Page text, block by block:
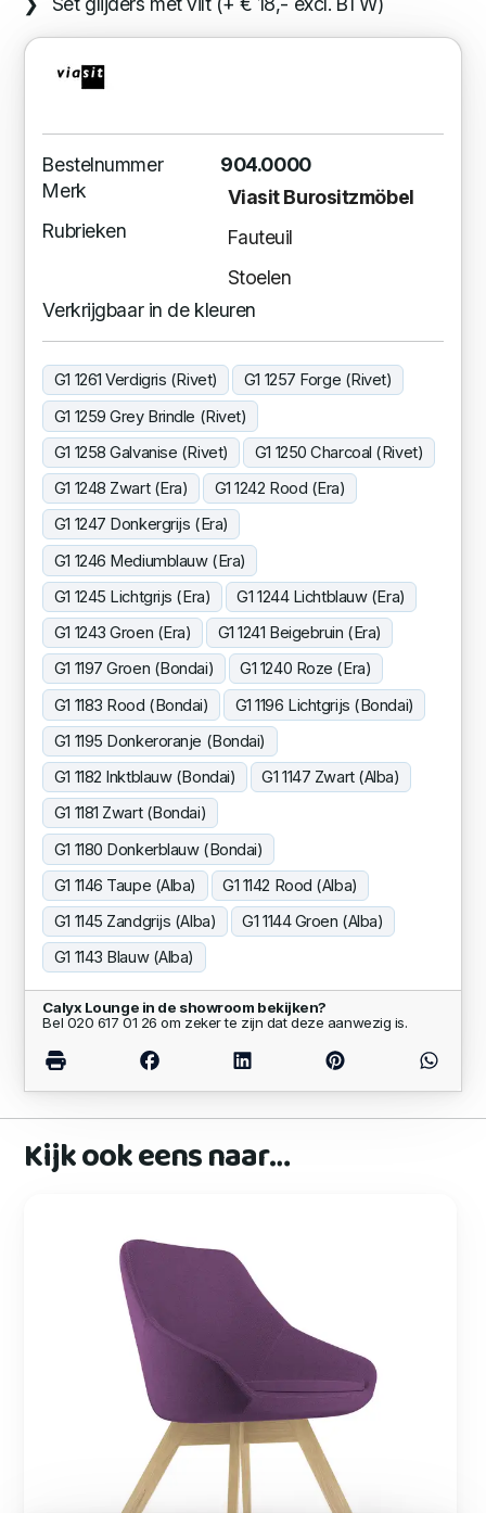
Bestelnummer
904.0000
Merk
Viasit Burositzmöbel
Rubrieken
Fauteuil
Stoelen
Verkrijgbaar in de kleuren
G1 1261 Verdigris (Rivet)
G1 1257 Forge (Rivet)
G1 1259 Grey Brindle (Rivet)
G1 1258 Galvanise (Rivet)
G1 1250 Charcoal (Rivet)
G1 1248 Zwart (Era)
G1 1242 Rood (Era)
G1 1247 Donkergrijs (Era)
G1 1246 Mediumblauw (Era)
G1 1245 Lichtgrijs (Era)
G1 1244 Lichtblauw (Era)
G1 1243 Groen (Era)
G1 1241 Beigebruin (Era)
G1 1197 Groen (Bondai)
G1 1240 Roze (Era)
G1 1183 Rood (Bondai)
G1 1196 Lichtgrijs (Bondai)
G1 1195 Donkeroranje (Bondai)
G1 1182 Inktblauw (Bondai)
G1 1147 Zwart (Alba)
G1 1181 Zwart (Bondai)
G1 1180 Donkerblauw (Bondai)
G1 1146 Taupe (Alba)
G1 1142 Rood (Alba)
G1 1145 Zandgrijs (Alba)
G1 1144 Groen (Alba)
G1 1143 Blauw (Alba)
Calyx Lounge in de showroom bekijken?
Bel 020 617 01 26 om zeker te zijn dat deze aanwezig is.
Kijk ook eens naar…